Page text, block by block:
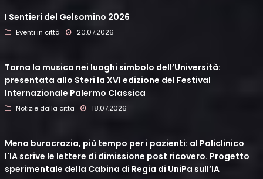
I Sentieri del Gelsomino 2026
Eventi in città 20.07.2026
Torna la musica nei luoghi simbolo dell’Università:
presentata allo Steri la XVI edizione del Festival
Internazionale Palermo Classica
Notizie dalla citta 18.07.2026
Meno burocrazia, più tempo per i pazienti: al Policlinico
l'IA scrive le lettere di dimissione post ricovero. Progetto
sperimentale della Cabina di Regia di UniPa sull’IA